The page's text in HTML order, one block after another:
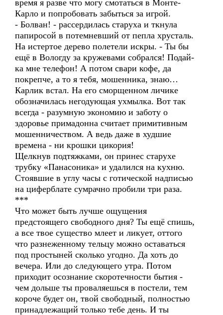
время я разве что могу смотаться в Монте-
Карло и попробовать забыться за игрой.
- Болван! - рассердилась старуха и ткнула
папиросой в потемневший от пепла хрусталь.
На истертое дерево полетели искры. - Ты бы
ещё в Вологду за кружевами собрался! Подай-
ка мне телефон! А потом свари кофе, да
покрепче, а то я тебя, мошенника, знаю…
Карлик встал. На его сморщенном личике
обозначилась негодующая ухмылка. Вот так
всегда - разумную экономию и заботу о
здоровье примадонна считает примитивным
мошенничеством. А ведь даже в худшие
времена - ни крошки цикория!
Щелкнув подтяжками, он принес старухе
трубку «Панасоника» и удалился на кухню.
Стоявшие в углу часы с готической надписью
на циферблате сумрачно пробили три раза.
***
Что может быть лучше ощущения
предстоящего свободного дня? Ты ещё спишь,
а все твое существо млеет и ликует, оттого
что разнеженному тельцу можно оставаться
под простыней сколько угодно. Да хоть до
вечера. Или до следующего утра. Потом
приходит осознание скоротечности бытия -
чем дольше ты проваляешься в постели, тем
короче будет он, твой свободный, полностью
принадлежащий только тебе день. И ты